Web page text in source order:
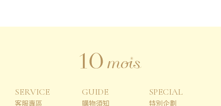
SERVICE
客服專區
GUIDE
購物須知
SPECIAL
特別企劃